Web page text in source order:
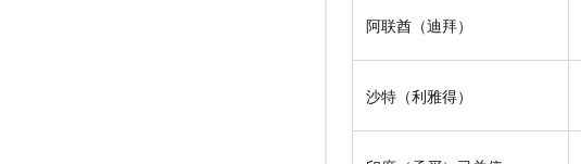
阿联酋（迪拜）
沙特（利雅得）